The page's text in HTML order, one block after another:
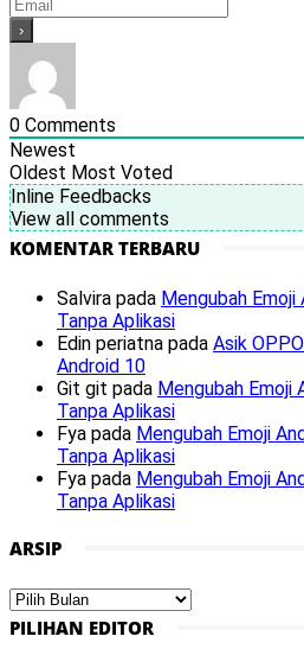
0 Comments
Newest
Oldest Most Voted
Inline Feedbacks
View all comments
KOMENTAR TERBARU
Salvira pada Mengubah Emoji
Tanpa Aplikasi
Edin periatna pada Asik
Android 10
Git git pada Mengubah Emoji
Tanpa Aplikasi
Fya pada Mengubah Emoji
Tanpa Aplikasi
Fya pada Mengubah Emoji
Tanpa Aplikasi
ARSIP
Arsip
PILIHAN EDITOR